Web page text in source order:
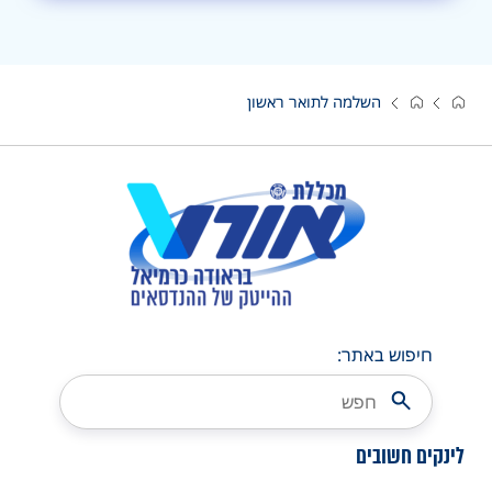
השלמה לתואר ראשון
חיפוש באתר:
לינקים חשובים